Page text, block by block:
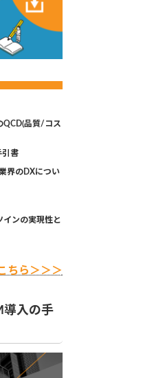
QCD(品質/コス
引書
界のDXについ
インの実現性と
ちら＞＞＞
導入の手